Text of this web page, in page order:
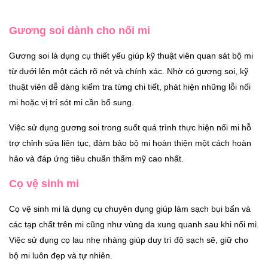
Gương soi dành cho nối mi
Gương soi là dụng cụ thiết yếu giúp kỹ thuật viên quan sát bộ mi
từ dưới lên một cách rõ nét và chính xác. Nhờ có gương soi, kỹ
thuật viên dễ dàng kiểm tra từng chi tiết, phát hiện những lỗi nối
mi hoặc vị trí sót mi cần bổ sung.
Việc sử dụng gương soi trong suốt quá trình thực hiện nối mi hỗ
trợ chỉnh sửa liên tục, đảm bảo bộ mi hoàn thiện một cách hoàn
hảo và đáp ứng tiêu chuẩn thẩm mỹ cao nhất.
Cọ vệ sinh mi
Cọ vệ sinh mi là dụng cụ chuyên dụng giúp làm sạch bụi bẩn và
các tạp chất trên mi cũng như vùng da xung quanh sau khi nối mi.
Việc sử dụng cọ lau nhẹ nhàng giúp duy trì độ sạch sẽ, giữ cho
bộ mi luôn đẹp và tự nhiên.